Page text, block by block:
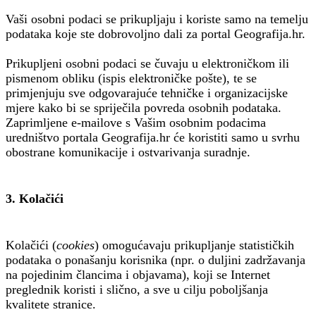
Vaši osobni podaci se prikupljaju i koriste samo na temelju
podataka koje ste dobrovoljno dali za portal Geografija.hr.
Prikupljeni osobni podaci se čuvaju u elektroničkom ili
pismenom obliku (ispis elektroničke pošte), te se
primjenjuju sve odgovarajuće tehničke i organizacijske
mjere kako bi se spriječila povreda osobnih podataka.
Zaprimljene e-mailove s Vašim osobnim podacima
uredništvo portala Geografija.hr će koristiti samo u svrhu
obostrane komunikacije i ostvarivanja suradnje.
3. Kolačići
Kolačići (cookies) omogućavaju prikupljanje statističkih
podataka o ponašanju korisnika (npr. o duljini zadržavanja
na pojedinim člancima i objavama), koji se Internet
preglednik koristi i slično, a sve u cilju poboljšanja
kvalitete stranice.